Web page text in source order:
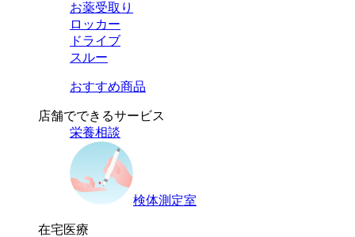
お薬受取り
ロッカー
ドライブ
スルー
おすすめ商品
店舗でできるサービス
栄養相談
検体測定室
在宅医療